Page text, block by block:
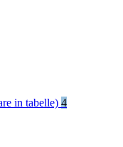
in tabelle) 4